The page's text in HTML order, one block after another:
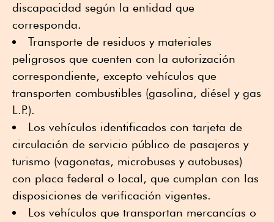
discapacidad según la entidad que
corresponda.
Transporte de residuos y materiales
peligrosos que cuenten con la autorización
correspondiente, excepto vehículos que
transporten combustibles (gasolina, diésel y gas
L.P.).
Los vehículos identificados con tarjeta de
circulación de servicio público de pasajeros y
turismo (vagonetas, microbuses y autobuses)
con placa federal o local, que cumplan con las
disposiciones de verificación vigentes.
Los vehículos que transportan mercancías o